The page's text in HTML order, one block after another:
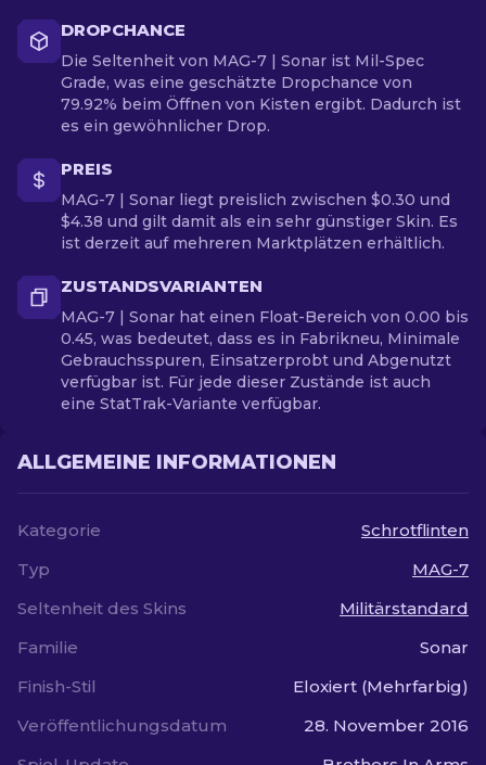
DROPCHANCE
Die Seltenheit von MAG-7 | Sonar ist Mil-Spec
Grade, was eine geschätzte Dropchance von
79.92% beim Öffnen von Kisten ergibt. Dadurch ist
es ein gewöhnlicher Drop.
PREIS
MAG-7 | Sonar liegt preislich zwischen $0.30 und
$4.38 und gilt damit als ein sehr günstiger Skin. Es
ist derzeit auf mehreren Marktplätzen erhältlich.
ZUSTANDSVARIANTEN
MAG-7 | Sonar hat einen Float-Bereich von 0.00 bis
0.45, was bedeutet, dass es in Fabrikneu, Minimale
Gebrauchsspuren, Einsatzerprobt und Abgenutzt
verfügbar ist. Für jede dieser Zustände ist auch
eine StatTrak-Variante verfügbar.
ALLGEMEINE INFORMATIONEN
Kategorie
Schrotflinten
Typ
MAG-7
Seltenheit des Skins
Militärstandard
Familie
Sonar
Finish-Stil
Eloxiert (Mehrfarbig)
Veröffentlichungsdatum
28. November 2016